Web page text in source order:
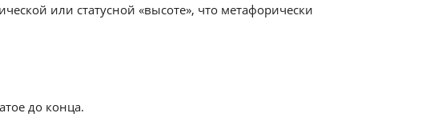
или статусной «высоте», что метафорически
до конца.